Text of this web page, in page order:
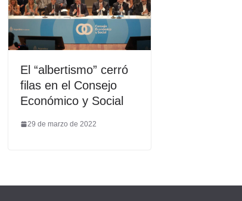
El “albertismo” cerró
filas en el Consejo
Económico y Social
29 de marzo de 2022